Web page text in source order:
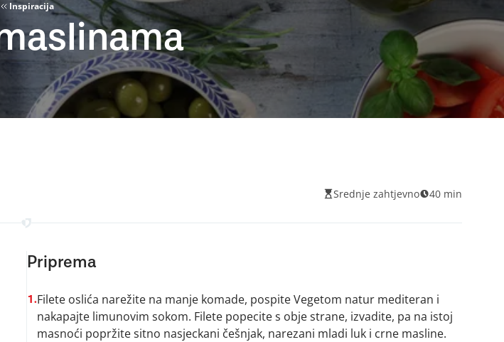
Inspiracija
Srednje zahtjevno 40 min
Priprema
1.Filete oslića narežite na manje komade, pospite Vegetom natur mediteran i
nakapajte limunovim sokom. Filete popecite s obje strane, izvadite, pa na istoj
masnoći popržite sitno nasjeckani češnjak, narezani mladi luk i crne masline.